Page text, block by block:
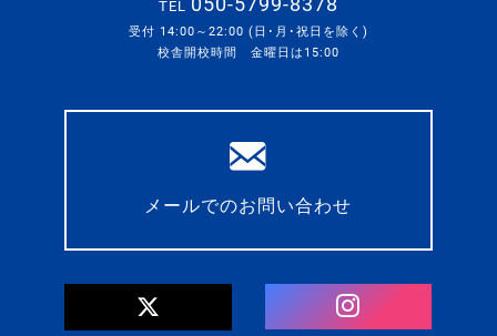
TEL
受付 14:00～22:00 (日･月･祝日を除く)
校舎開校時間 金曜日は15:00
メールでのお問い合わせ